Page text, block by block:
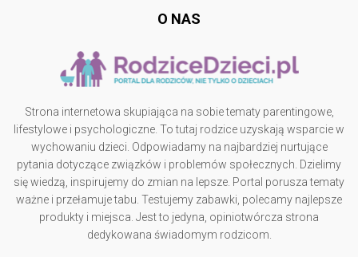
O NAS
Strona internetowa skupiająca na sobie tematy parentingowe,
lifestylowe i psychologiczne. To tutaj rodzice uzyskają wsparcie w
wychowaniu dzieci. Odpowiadamy na najbardziej nurtujące
pytania dotyczące związków i problemów społecznych. Dzielimy
się wiedzą, inspirujemy do zmian na lepsze. Portal porusza tematy
ważne i przełamuje tabu. Testujemy zabawki, polecamy najlepsze
produkty i miejsca. Jest to jedyna, opiniotwórcza strona
dedykowana świadomym rodzicom.